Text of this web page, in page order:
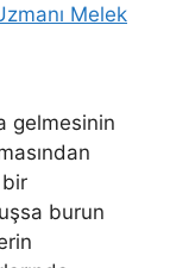
Melek
gelmesinin
bir
burun